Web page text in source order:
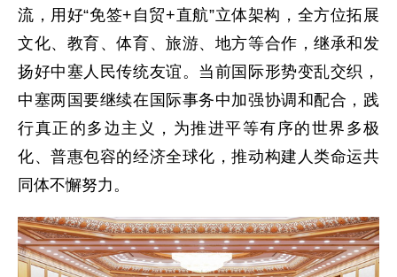
流，用好“免签+自贸+直航”立体架构，全方位拓展
文化、教育、体育、旅游、地方等合作，继承和发
扬好中塞人民传统友谊。当前国际形势变乱交织，
中塞两国要继续在国际事务中加强协调和配合，践
行真正的多边主义，为推进平等有序的世界多极
化、普惠包容的经济全球化，推动构建人类命运共
同体不懈努力。